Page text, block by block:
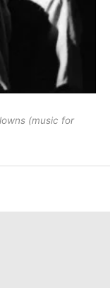
(music for